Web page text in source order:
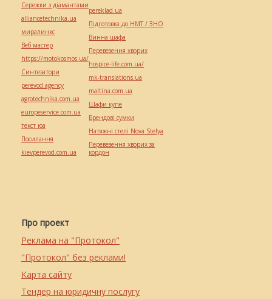
Про проект
Реклама на "Протокол"
"Протокол" без реклами!
Карта сайту
Тендер на юридичну послугу
Сережки з діамантами
alliancetechnika.ua
миралинкс
Веб мастер
https://motokosmos.ua/
Синтезатори
perevod.agency
agrotechnika.com.ua
europeservice.com.ua
текст юа
Посилання
kievperevod.com.ua
pereklad.ua
Підготовка до НМТ / ЗНО
Винна шафа
Перевезення хворих
hospice-life.com.ua/
mk-translations.ua
maltina.com.ua
Шафи купе
Брендові сумки
Натяжні стелі Nova Stelya
Перевезення хворих за
кордон